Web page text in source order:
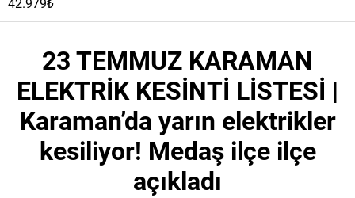
42.979₺
23 TEMMUZ KARAMAN
ELEKTRİK KESİNTİ LİSTESİ |
Karaman’da yarın elektrikler
kesiliyor! Medaş ilçe ilçe
açıkladı